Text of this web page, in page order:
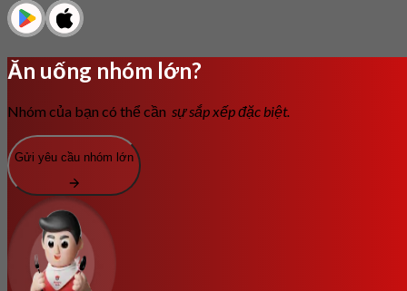
Ăn uống nhóm lớn?
Nhóm của bạn có thể cần sự sắp xếp đặc biệt.
Gửi yêu cầu nhóm lớn